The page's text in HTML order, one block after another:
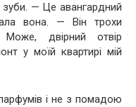
зуби. — Це авангардний
вона. — Він трохи
двірний отвір
у моїй квартирі мій
і не з помадою